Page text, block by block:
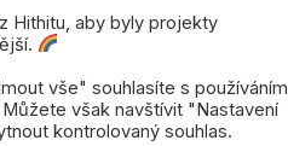
Co když
lidem
Hithitu, aby byly projekty
vše" souhlasíte s používáním
však navštívit "Nastavení
kontrolovaný souhlas.